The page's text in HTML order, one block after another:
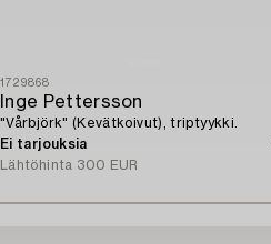
1729868
Inge Pettersson
"Vårbjörk" (Kevätkoivut), triptyykki.
Ei tarjouksia
Lähtöhinta 300 EUR